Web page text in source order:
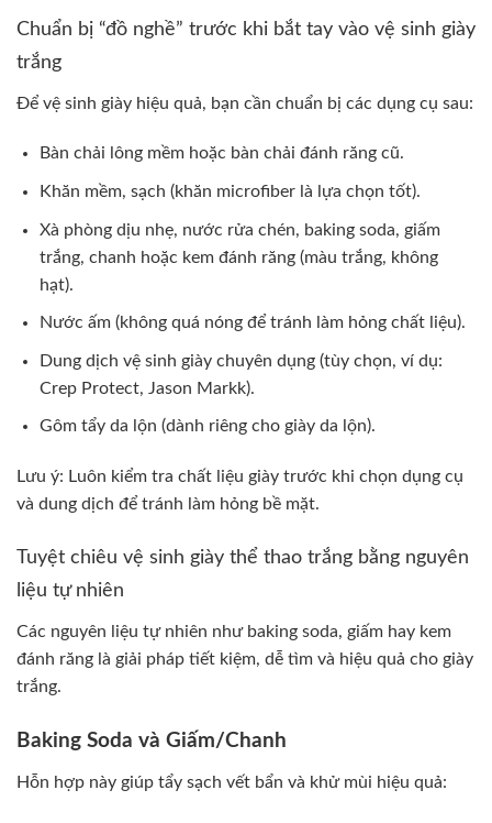
Chuẩn bị “đồ nghề” trước khi bắt tay vào vệ sinh giày
trắng
Để vệ sinh giày hiệu quả, bạn cần chuẩn bị các dụng cụ sau:
Bàn chải lông mềm hoặc bàn chải đánh răng cũ.
Khăn mềm, sạch (khăn microfiber là lựa chọn tốt).
Xà phòng dịu nhẹ, nước rửa chén, baking soda, giấm
trắng, chanh hoặc kem đánh răng (màu trắng, không
hạt).
Nước ấm (không quá nóng để tránh làm hỏng chất liệu).
Dung dịch vệ sinh giày chuyên dụng (tùy chọn, ví dụ:
Crep Protect, Jason Markk).
Gôm tẩy da lộn (dành riêng cho giày da lộn).
Lưu ý: Luôn kiểm tra chất liệu giày trước khi chọn dụng cụ
và dung dịch để tránh làm hỏng bề mặt.
Tuyệt chiêu vệ sinh giày thể thao trắng bằng nguyên
liệu tự nhiên
Các nguyên liệu tự nhiên như baking soda, giấm hay kem
đánh răng là giải pháp tiết kiệm, dễ tìm và hiệu quả cho giày
trắng.
Baking Soda và Giấm/Chanh
Hỗn hợp này giúp tẩy sạch vết bẩn và khử mùi hiệu quả: